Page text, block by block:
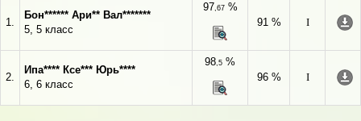
1.
Бон****** Ари** Вал*******
5, 5 класс
97,67%
91 %
I
2.
Ипа**** Ксе*** Юрь****
6, 6 класс
98,5 %
96 %
I